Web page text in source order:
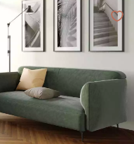
PARQUETS À MOTIFS
TRADITIONNELS
PARQUET VERNIS
PARQUET EN BOIS BRUT
PARQUET EN CHÊNE FUMÉ